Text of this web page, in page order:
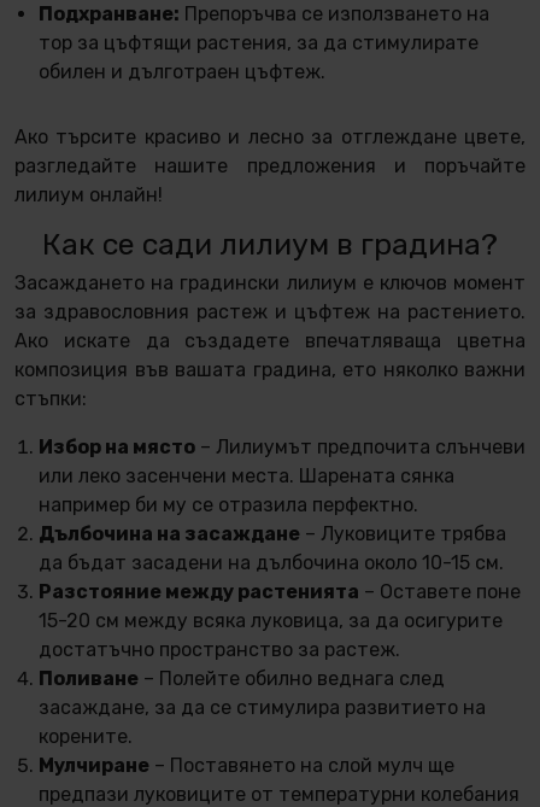
Подхранване: Препоръчва се използването на
тор за цъфтящи растения, за да стимулирате
обилен и дълготраен цъфтеж.
Ако търсите красиво и лесно за отглеждане цвете,
разгледайте нашите предложения и поръчайте
лилиум онлайн!
Как се сади лилиум в градина?
Засаждането на градински лилиум е ключов момент
за здравословния растеж и цъфтеж на растението.
Ако искате да създадете впечатляваща цветна
композиция във вашата градина, ето няколко важни
стъпки:
Избор на място – Лилиумът предпочита слънчеви
или леко засенчени места. Шарената сянка
например би му се отразила перфектно.
Дълбочина на засаждане – Луковиците трябва
да бъдат засадени на дълбочина около 10-15 см.
Разстояние между растенията – Оставете поне
15-20 см между всяка луковица, за да осигурите
достатъчно пространство за растеж.
Поливане – Полейте обилно веднага след
засаждане, за да се стимулира развитието на
корените.
Мулчиране – Поставянето на слой мулч ще
предпази луковиците от температурни колебания